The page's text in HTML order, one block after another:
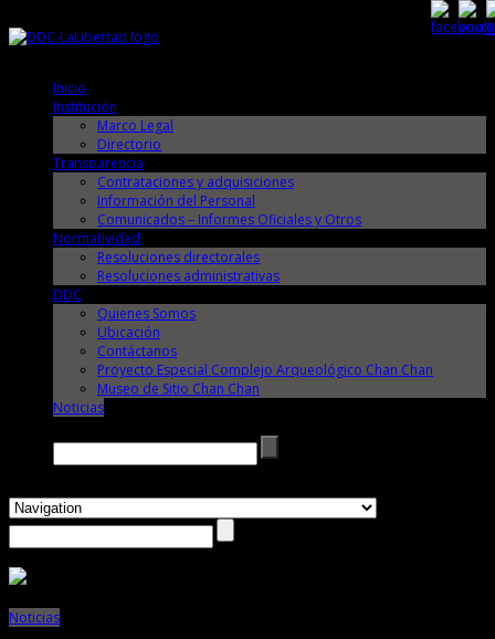
Inicio
Institución
Marco Legal
Directorio
Transparencia
Contrataciones y adquisiciones
Información del Personal
Comunicados – Informes Oficiales y Otros
Normatividad
Resoluciones directorales
Resoluciones administrativas
DDC
Quienes Somos
Ubicación
Contáctanos
Proyecto Especial Complejo Arqueológico Chan Chan
Museo de Sitio Chan Chan
Noticias
Noticias